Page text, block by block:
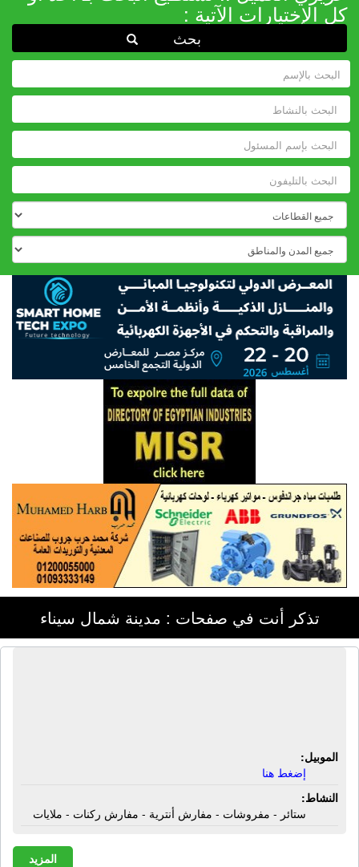
كل الإختيارات الآتية :
تذكر أنت في صفحات : مدينة شمال سيناء
الموبيل:
إضغط هنا
النشاط:
ستائر - مفروشات - مفارش أنترية - مفارش ركنات - ملايات
المزيد